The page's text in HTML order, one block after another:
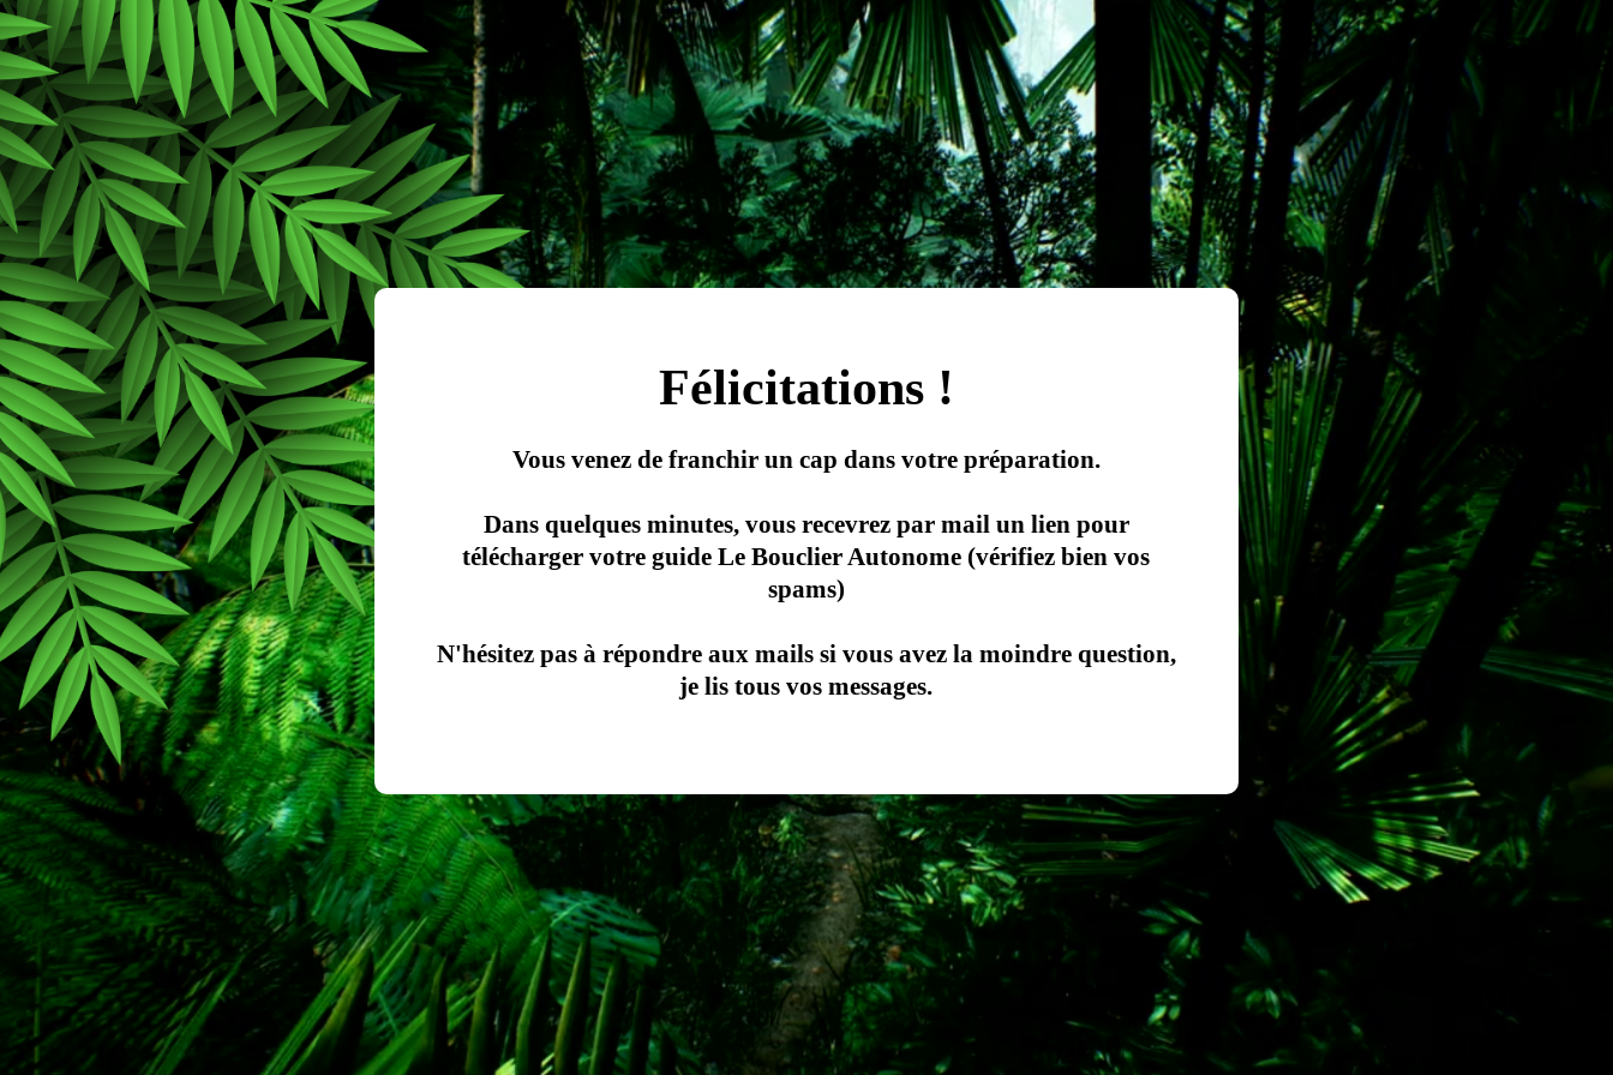
Félicitations !
Vous venez de franchir un cap dans votre préparation.
Dans quelques minutes, vous recevrez par mail un lien pour
télécharger votre guide Le Bouclier Autonome (vérifiez bien vos
spams)
N'hésitez pas à répondre aux mails si vous avez la moindre question,
je lis tous vos messages.